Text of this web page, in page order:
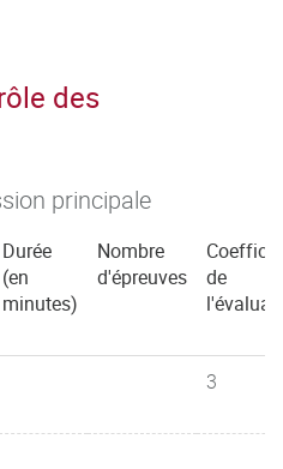
des
principale
Durée
(en
minutes)
Nombre
d'épreuves
de
3